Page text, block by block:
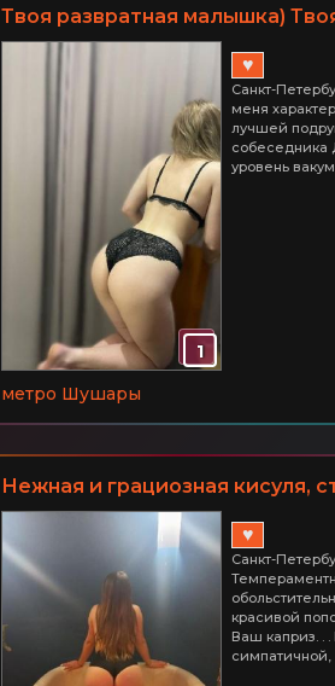
Твоя развратная малышка)
маленькая мечта и самая
фантазия! Питер ШУШАРЫ
1
♥
Санкт-
меня
лучшей
собеседника
уровень
метро Шушары
Нежная и грациозная кисуля,
и доступная! СПб ШУШАРЫ
♥
Санкт-
красивой
Ваш каприз. .
симпатичной,